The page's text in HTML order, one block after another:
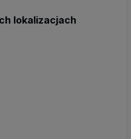
lokalizacjach